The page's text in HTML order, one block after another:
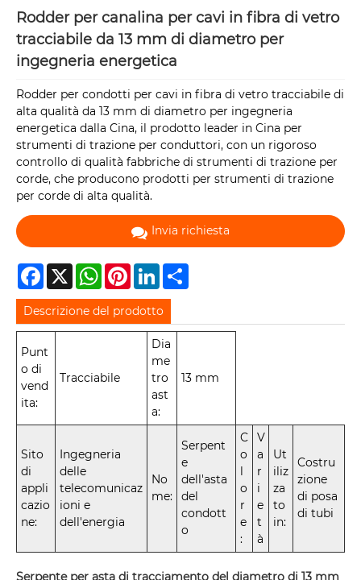
Rodder per canalina per cavi in ​​fibra di vetro
tracciabile da 13 mm di diametro per
ingegneria energetica
Rodder per condotti per cavi in ​​fibra di vetro tracciabile di
alta qualità da 13 mm di diametro per ingegneria
energetica dalla Cina, il prodotto leader in Cina per
strumenti di trazione per conduttori, con un rigoroso
controllo di qualità fabbriche di strumenti di trazione per
corde, che producono prodotti per strumenti di trazione
per corde di alta qualità.
Invia richiesta
Facebook
X WhatsAppPinterestLinkedIn
Descrizione del prodotto
Punt
o di
vend
ita:
Tracciabile
Dia
me
tro
ast
a:
13 mm
Sito
di
appli
cazio
ne:
Ingegneria
delle
telecomunicaz
ioni e
dell'energia
No
me:
Serpent
e
dell'asta
del
condott
o
C
o
l
o
r
e
:
V
a
r
i
e
t
à
Ut
iliz
za
to
in:
Costru
zione
di posa
di tubi
Serpente per asta di tracciamento del diametro di 13 mm